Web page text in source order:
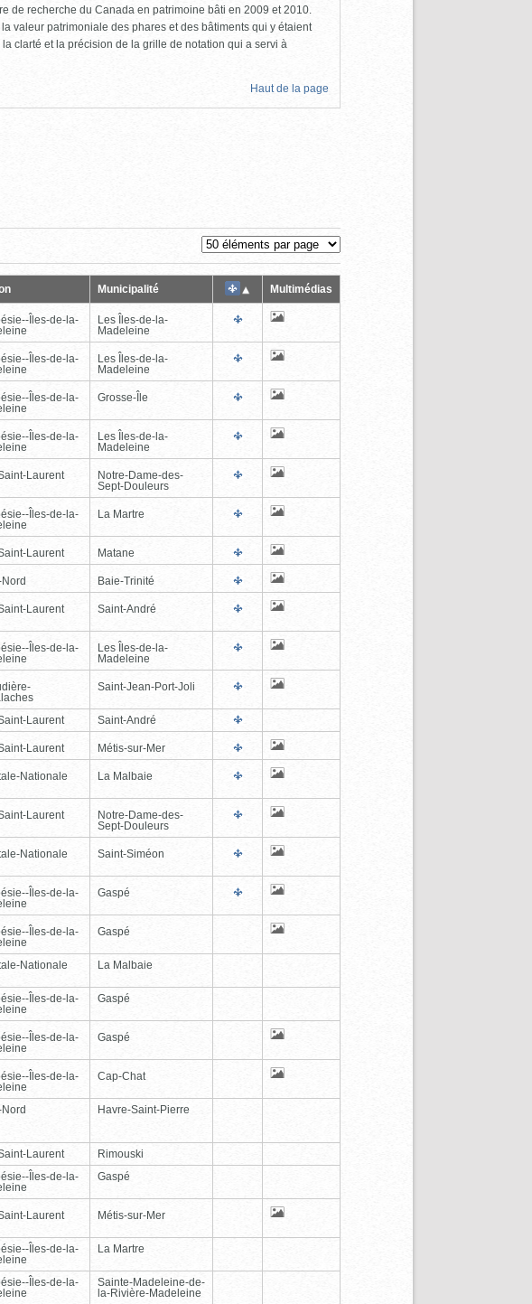
de recherche du Canada en patrimoine bâti en 2009 et 2010.
valeur patrimoniale des phares et des bâtiments qui y étaient
clarté et la précision de la grille de notation qui a servi à
Haut de la page
Municipalité Multimédias
Îles-de-la-
Les Îles-de-la-
Madeleine
Îles-de-la-
Les Îles-de-la-
Madeleine
Îles-de-la-
Grosse-Île
Îles-de-la-
Les Îles-de-la-
Madeleine
Laurent
Notre-Dame-des-
Sept-Douleurs
Îles-de-la-
La Martre
Laurent Matane
Baie-Trinité
Laurent Saint-André
Îles-de-la-
Les Îles-de-la-
Madeleine
Saint-Jean-Port-Joli
Laurent Saint-André
Laurent Métis-sur-Mer
Nationale La Malbaie
Laurent
Notre-Dame-des-
Sept-Douleurs
Nationale Saint-Siméon
Îles-de-la-
Gaspé
Îles-de-la-
Gaspé
Nationale La Malbaie
Îles-de-la-
Gaspé
Îles-de-la-
Gaspé
Îles-de-la-
Cap-Chat
Havre-Saint-Pierre
Laurent
Rimouski
Îles-de-la-
Gaspé
Laurent Métis-sur-Mer
Îles-de-la-
La Martre
Îles-de-la-
Sainte-Madeleine-de-
la-Rivière-Madeleine